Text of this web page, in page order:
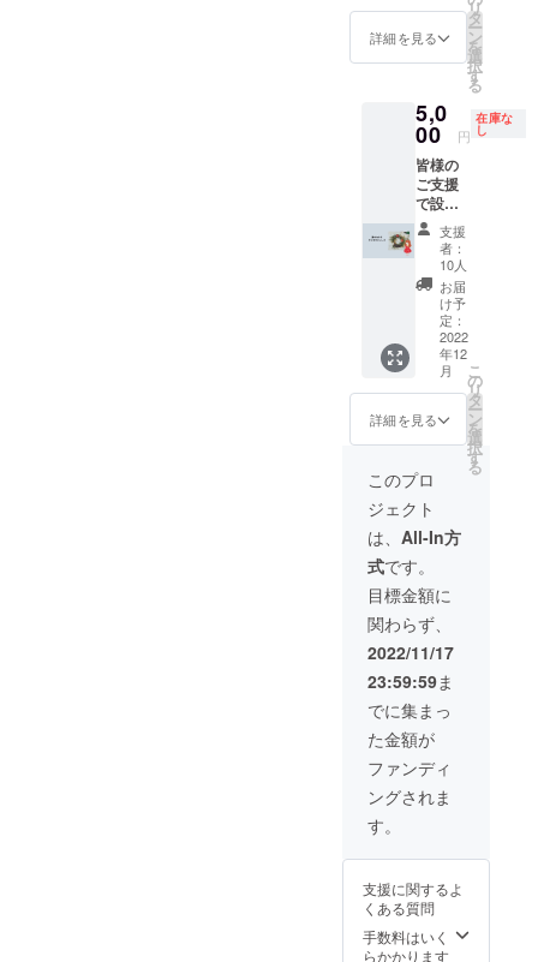
m 引き
出し：
mm
〔厚
み〕
2.0mm
ザイン
はこち
す 夢
のカケ
ラ クリ
スマス
リー
ス
cotoho
guデザ
インの
オリジ
ナルク
リスマ
スカー
ドにて
同封さ
せてい
ます。
送料含
む 名
称 焼
菓子
（アイ
シング
クッ
キー）
原材料
名 小
麦粉(北
海道
産)、粉
砂糖、
バター
（北海
道産）
色40
号、黄
色4号黄
号、青
ません
か？ 体
に気が
つく場
所つく
りをし
ていま
す。鍼
灸・整
体だけ
でな
く、日
常でケ
アでき
る運動
やアイ
テムも
それぞ
れの症
人柄に
あった
提案を
させて
す。 ●
チケッ
トの有
効期限
2023年
3月末
▲09RO
OM（み
わ鍼灸
整骨院
内） ▲
〒
639023
市磯壁3
丁目27-
1
載(クー
ポン、
載サイ
ズにつ
画像を
参考に
してく
ださ
い） ・
イベン
ト当日
本部ス
ペース
にチラ
シを配
置
A4、
200枚ま
2022.12
.17当日
ントで
は発行
47200
部の生
駒市広
報誌
「いこ
にイベ
ント詳
載しま
す。 イ
にはお
ワーク
ショッ
プが多
数あ
り、そ
す。 特
製ポス
トカー
ます！
送料込
み 2022
年12月
初旬到
着。 は
12月17
日のみ
有効で
す。 荒
天など
で中止
となっ
た際の
払い戻
しはで
きませ
詳細を見る
リ
タ
ー
ン
を
選
択
す
る
5,0
00 円
在庫な
し
皆様の
ご支援
で設置
した ク
リスマ
スツ
リーの
解体後
のグ
リーン
を使っ
て ス
タッフ
にてお
礼の気
込めた
リース
をお作
りしま
す。 夢
のクリ
スマス
ツリー
のカケ
ラをク
リスマ
スまで
お楽し
みくだ
さい。
お礼の
メッ
セージ
トカー
一緒に
お送り
しま
す。 荒
支援
者：
10人
お届
け予
定：
2022
年12
月
詳細を見る
こ
の
リ
タ
ー
ン
を
選
択
す
る
このプロ
ジェクト
は、 All-In方
式です。
目標金額に
関わらず、
2022/11/17
23:59:59ま
でに集まっ
た金額が
ファンディ
ングされま
す。
支援に関するよ
くある質問
手数料はいく
らかかります